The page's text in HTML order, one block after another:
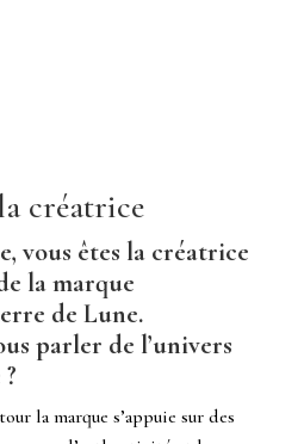
créatrice
vous êtes la créatrice
la marque
de Lune.
parler de l’univers
la marque s’appuie sur des